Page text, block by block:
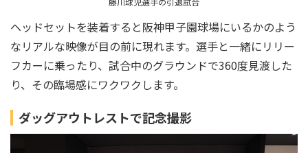
ヘッドセットを装着すると阪神甲子園球場にいるかのよう
なリアルな映像が目の前に現れます。選手と一緒にリリー
フカーに乗ったり、試合中のグラウンドで360度見渡した
り、その臨場感にワクワクします。
ダッグアウトレストで記念撮影